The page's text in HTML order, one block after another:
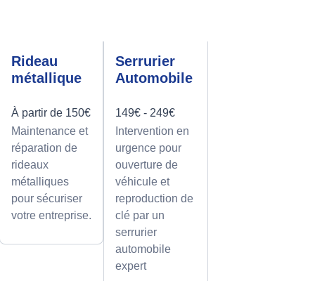
Rideau
métallique
À partir de 150€
Maintenance et
réparation de
rideaux
métalliques
pour sécuriser
votre entreprise.
Serrurier
Automobile
149€ - 249€
Intervention en
urgence pour
ouverture de
véhicule et
reproduction de
clé par un
serrurier
automobile
expert